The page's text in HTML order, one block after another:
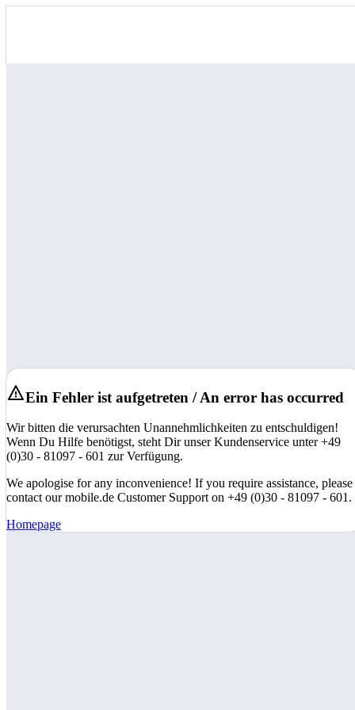
Ein Fehler ist aufgetreten / An error has occurred
Wir bitten die verursachten Unannehmlichkeiten zu entschuldigen!
Wenn Du Hilfe benötigst, steht Dir unser Kundenservice unter +49
(0)30 - 81097 - 601 zur Verfügung.
We apologise for any inconvenience! If you require assistance, please
contact our mobile.de Customer Support on +49 (0)30 - 81097 - 601.
Homepage